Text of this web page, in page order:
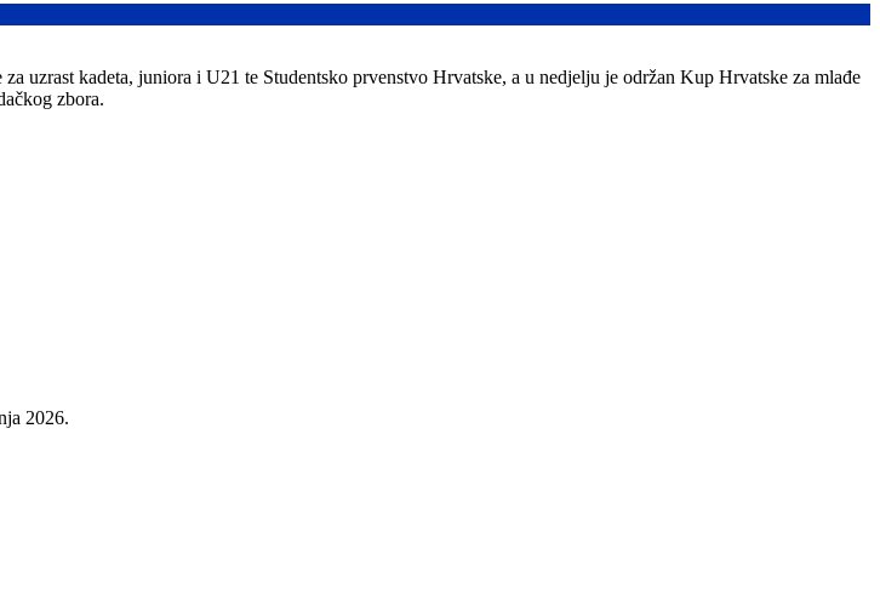
uzrast kadeta, juniora i U21 te Studentsko prvenstvo Hrvatske, a u nedjelju je održan Kup Hrvatske za mlađe
zbora.
2026.